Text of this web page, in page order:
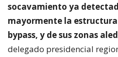
socavamiento ya
mayormente la
bypass, y de sus zonas
delegado presidencial